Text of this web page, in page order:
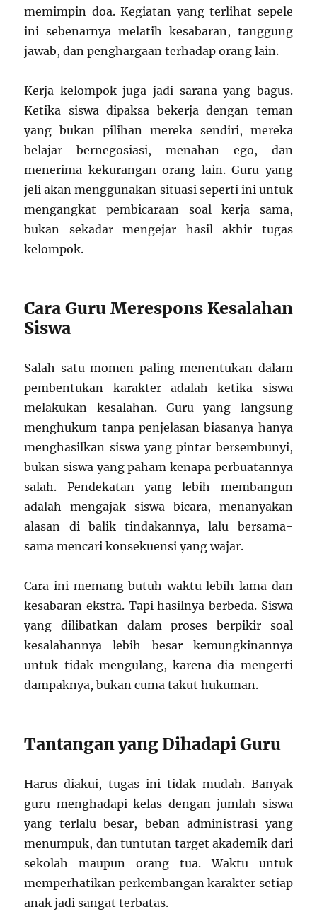
memimpin doa. Kegiatan yang terlihat sepele
ini sebenarnya melatih kesabaran, tanggung
jawab, dan penghargaan terhadap orang lain.
Kerja kelompok juga jadi sarana yang bagus.
Ketika siswa dipaksa bekerja dengan teman
yang bukan pilihan mereka sendiri, mereka
belajar bernegosiasi, menahan ego, dan
menerima kekurangan orang lain. Guru yang
jeli akan menggunakan situasi seperti ini untuk
mengangkat pembicaraan soal kerja sama,
bukan sekadar mengejar hasil akhir tugas
kelompok.
Cara Guru Merespons Kesalahan
Siswa
Salah satu momen paling menentukan dalam
pembentukan karakter adalah ketika siswa
melakukan kesalahan. Guru yang langsung
menghukum tanpa penjelasan biasanya hanya
menghasilkan siswa yang pintar bersembunyi,
bukan siswa yang paham kenapa perbuatannya
salah. Pendekatan yang lebih membangun
adalah mengajak siswa bicara, menanyakan
alasan di balik tindakannya, lalu bersama-
sama mencari konsekuensi yang wajar.
Cara ini memang butuh waktu lebih lama dan
kesabaran ekstra. Tapi hasilnya berbeda. Siswa
yang dilibatkan dalam proses berpikir soal
kesalahannya lebih besar kemungkinannya
untuk tidak mengulang, karena dia mengerti
dampaknya, bukan cuma takut hukuman.
Tantangan yang Dihadapi Guru
Harus diakui, tugas ini tidak mudah. Banyak
guru menghadapi kelas dengan jumlah siswa
yang terlalu besar, beban administrasi yang
menumpuk, dan tuntutan target akademik dari
sekolah maupun orang tua. Waktu untuk
memperhatikan perkembangan karakter setiap
anak jadi sangat terbatas.